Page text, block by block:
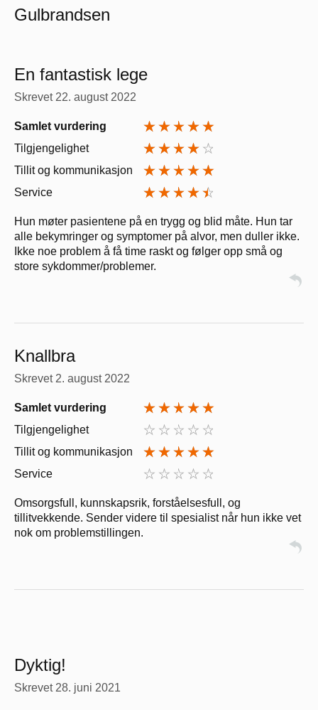
Gulbrandsen
En fantastisk lege
Skrevet 22. august 2022
Samlet vurdering
Tilgjengelighet
Tillit og kommunikasjon
Service
Hun møter pasientene på en trygg og blid måte. Hun tar
alle bekymringer og symptomer på alvor, men duller ikke.
Ikke noe problem å få time raskt og følger opp små og
store sykdommer/problemer.
Knallbra
Skrevet 2. august 2022
Samlet vurdering
Tilgjengelighet
Tillit og kommunikasjon
Service
Omsorgsfull, kunnskapsrik, forståelsesfull, og
tillitvekkende. Sender videre til spesialist når hun ikke vet
nok om problemstillingen.
Dyktig!
Skrevet 28. juni 2021